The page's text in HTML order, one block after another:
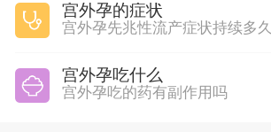
宫外孕的症状
宫外孕先兆性流产症状持续多久
宫外孕吃什么
宫外孕吃的药有副作用吗